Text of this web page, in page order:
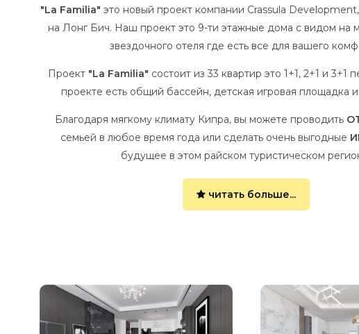
"La Familia" это новый проект компании Crassula
на Лонг Бич. Наш проект это 9-ти этажные дома с видом на
звездочного отеля где есть все для вашего
Проект "La Familia" состоит из 33 квартир это 1+1, 2+1 и 3+1
проекте есть общий бассейн, детская игровая площадка
Благодаря мягкому климату Кипра, вы можете проводить
семьей в любое время года или сделать очень выгодные
будущее в этом райском туристическом
читать больше...